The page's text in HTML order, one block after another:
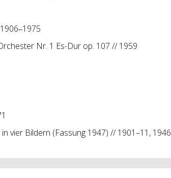
1906‒1975
Nr. 1 Es-Dur op. 107 // 1959
vier Bildern (Fassung 1947) // 1901–11, 1946